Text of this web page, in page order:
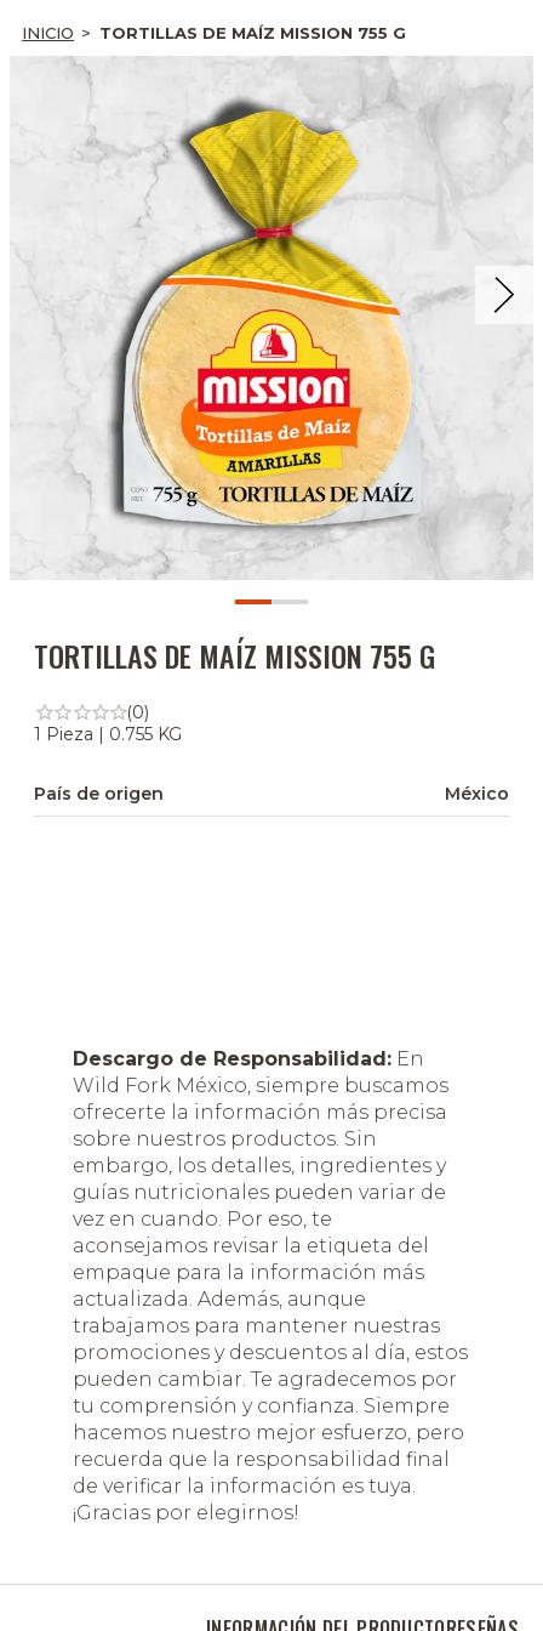
INICIO TORTILLAS DE MAÍZ MISSION 755 G
TORTILLAS DE MAÍZ MISSION 755 G
(0)
1 Pieza | 0.755 KG
País de origen México
Descargo de Responsabilidad: En
Wild Fork México, siempre buscamos
ofrecerte la información más precisa
sobre nuestros productos. Sin
embargo, los detalles, ingredientes y
guías nutricionales pueden variar de
vez en cuando. Por eso, te
aconsejamos revisar la etiqueta del
empaque para la información más
actualizada. Además, aunque
trabajamos para mantener nuestras
promociones y descuentos al día, estos
pueden cambiar. Te agradecemos por
tu comprensión y confianza. Siempre
hacemos nuestro mejor esfuerzo, pero
recuerda que la responsabilidad final
de verificar la información es tuya.
¡Gracias por elegirnos!